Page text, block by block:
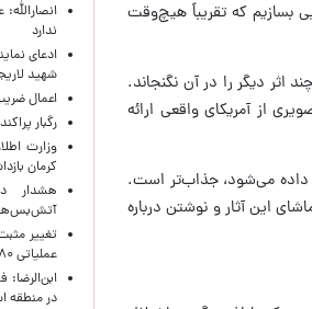
که فیلم‌هایی بسازیم که تقریباً هیچ‌وقت
"اوزارک" و چند اثر دیگر را در آن نگنجاند.
از آمریکای واقعی ارائه
داده می‌شود، جذاب‌تر است.
این آثار و نوشتن درباره
ندارد
ادعای
شهید
اعمال ضریب ۲.۷ برای اینترنت بین‌الملل
رگبار
کرمان
هشدار
تغییر
عملیاتی ۸۰ درصد رشد کرد
ابن‌الرضا:
در منطقه